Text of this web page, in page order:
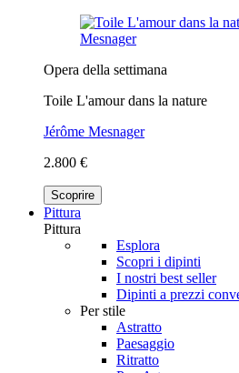
Opera della settimana
Toile L'amour dans la nature
Jérôme Mesnager
2.800 €
Scoprire
Pittura
Pittura
Esplora
Scopri i dipinti
I nostri best seller
Dipinti a prezzi
Per stile
Astratto
Paesaggio
Ritratto